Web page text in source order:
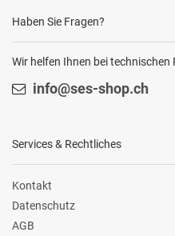
Haben Sie Fragen?
Wir helfen Ihnen bei technischen
info@ses-shop.ch
Services & Rechtliches
Kontakt
Datenschutz
AGB